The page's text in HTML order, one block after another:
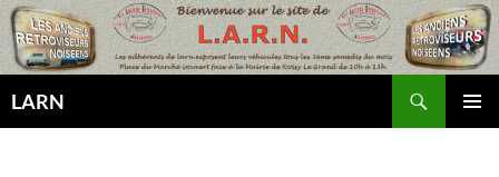
Aller
au
contenu
LARN